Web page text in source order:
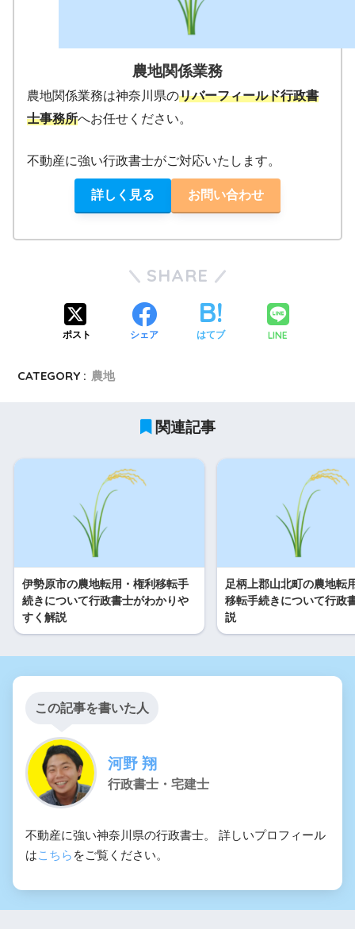
農地関係業務
農地関係業務は神奈川県のリバーフィールド行政書
士事務所へお任せください。
不動産に強い行政書士がご対応いたします。
詳しく見る お問い合わせ
SHARE
ポスト シェア はてブ LINE
CATEGORY : 農地
関連記事
伊勢原市の農地転用・権利移転手
続きについて行政書士がわかりや
すく解説
足柄上郡山北町の農地転
移転手続きについて行政
説
この記事を書いた人
河野 翔
行政書士・宅建士
不動産に強い神奈川県の行政書士。 詳しいプロフィール
はこちら をご覧ください。